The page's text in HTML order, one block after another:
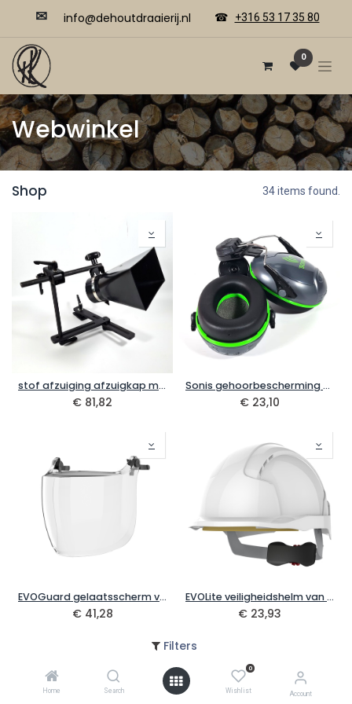
Filters
Home Search
0
Wishlist Account
✉ ​​info@dehoutdraaierij.nl ☎ +316 53 17 35 80
0
Webwinkel
Shop 34 items found.
stof afzuiging afzuigkap met knik arm
€ 81,82
Sonis gehoorbescherming voor de EVOGuard van JSP
€ 23,10
EVOGuard gelaatsscherm van JSP
€ 41,28
EVOLite veiligheidshelm van JSP
€ 23,93